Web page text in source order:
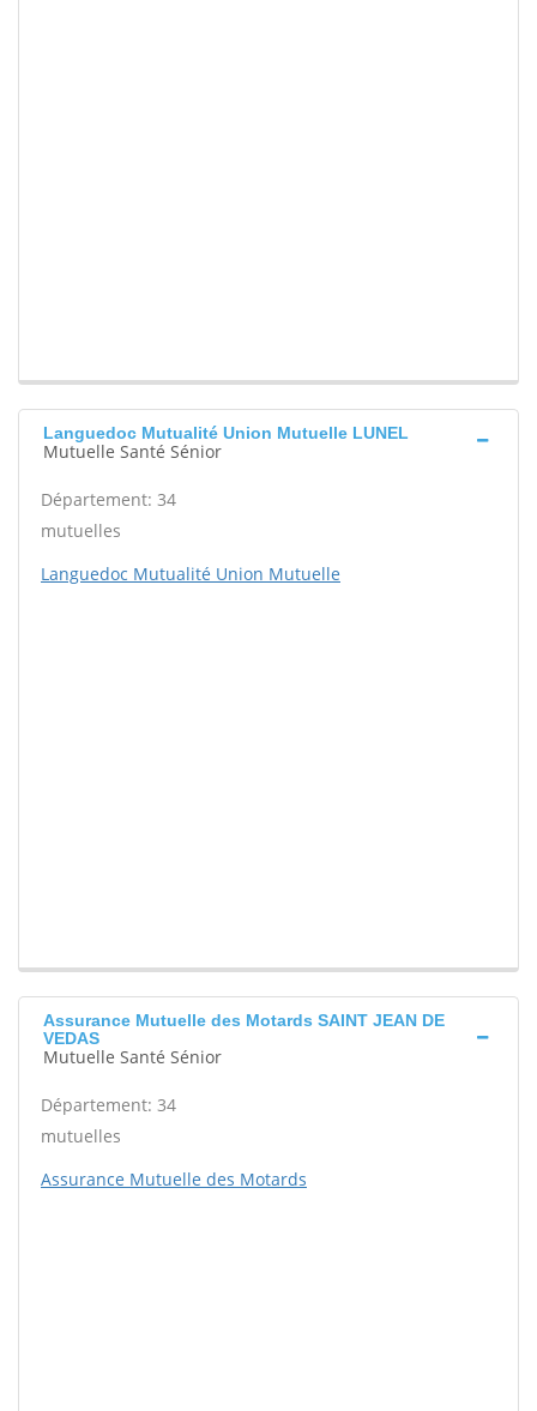
Languedoc Mutualité Union Mutuelle LUNEL
Mutuelle Santé Sénior
Département: 34
mutuelles
Languedoc Mutualité Union Mutuelle
Assurance Mutuelle des Motards SAINT JEAN DE
VEDAS
Mutuelle Santé Sénior
Département: 34
mutuelles
Assurance Mutuelle des Motards